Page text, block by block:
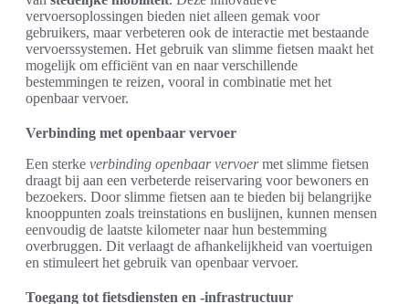
vervoersoplossingen bieden niet alleen gemak voor
gebruikers, maar verbeteren ook de interactie met bestaande
vervoerssystemen. Het gebruik van slimme fietsen maakt het
mogelijk om efficiënt van en naar verschillende
bestemmingen te reizen, vooral in combinatie met het
openbaar vervoer.
Verbinding met openbaar vervoer
Een sterke verbinding openbaar vervoermet slimme fietsen
draagt bij aan een verbeterde reiservaring voor bewoners en
bezoekers. Door slimme fietsen aan te bieden bij belangrijke
knooppunten zoals treinstations en buslijnen, kunnen mensen
eenvoudig de laatste kilometer naar hun bestemming
overbruggen. Dit verlaagt de afhankelijkheid van voertuigen
en stimuleert het gebruik van openbaar vervoer.
Toegang tot fietsdiensten en -infrastructuur